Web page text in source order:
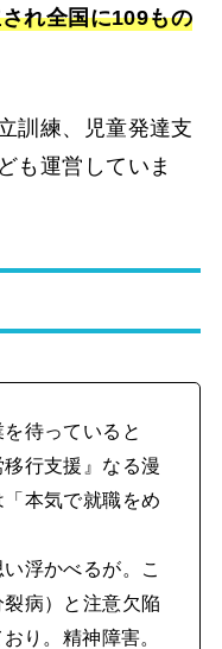
れ全国に109もの
訓練、児童発達支
も運営していま
待っていると
行支援』なる漫
本気で就職をめ
浮かべるが。こ
病）と注意欠陥
り。精神障害。